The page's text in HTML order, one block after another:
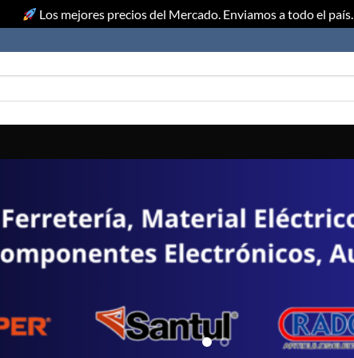
Los mejores precios del Mercado. Enviamos a todo el país.